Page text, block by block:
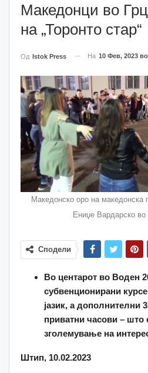
Македонци во
на „Торонто стар“
Од Istok Press На 10 Фев, 2023
Македонско оро на македонска
Ениџе Вардарско во
Сподели
Во центарот во Воден
субвенционирани
јазик, а дополнителни
приватни часови – што
зголемување на
Штип, 10.02.2023